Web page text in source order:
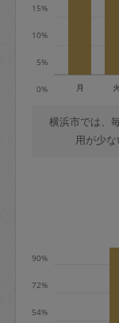
金曜
＋交通
依頼者
金額の
定期
期は
0%
5%
10%
15%
月 火
横浜市では、
用が少
54%
72%
90%